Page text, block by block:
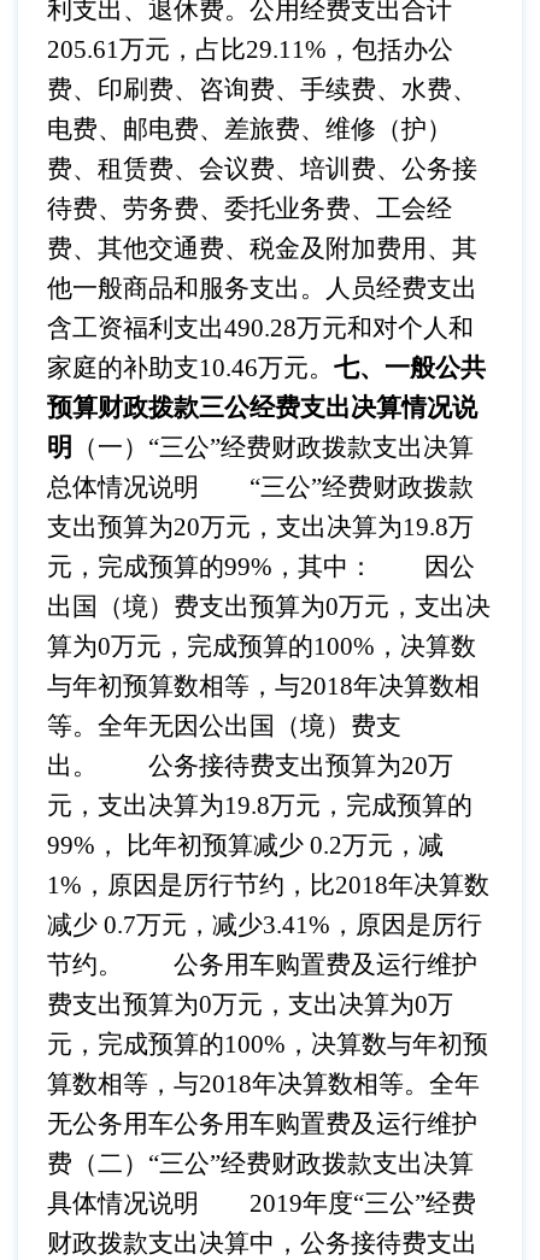
利支出、退休费。公用经费支出合计
205.61万元，占比29.11%，包括办公
费、印刷费、咨询费、手续费、水费、
电费、邮电费、差旅费、维修（护）
费、租赁费、会议费、培训费、公务接
待费、劳务费、委托业务费、工会经
费、其他交通费、税金及附加费用、其
他一般商品和服务支出。人员经费支出
含工资福利支出490.28万元和对个人和
家庭的补助支10.46万元。 七、一般公共
预算财政拨款三公经费支出决算情况说
明
（一） “三公”经费财政拨款支出决算
总体情况说明
“三公”经费财政拨款
支出预算为20万元，支出决算为19.8万
元，完成预算的99%，其中：
因公
出国（境）费支出预算为0万元，支出决
算为0万元，完成预算的100%，决算数
与年初预算数相等，与2018年决算数相
等。全年无因公出国（境）费支
出。
公务接待费支出预算为20万
元，支出决算为19.8万元，完成预算的
99%， 比年初预算减少 0.2万元，减
1%，原因是厉行节约，比2018年决算数
减少 0.7万元，减少3.41%，原因是厉行
节约。
公务用车购置费及运行维护
费支出预算为0万元，支出决算为0万
元，完成预算的100%，决算数与年初预
算数相等，与2018年决算数相等。全年
无公务用车公务用车购置费及运行维护
费 （二） “三公”经费财政拨款支出决算
具体情况说明
2019年度“三公”经费
财政拨款支出决算中，公务接待费支出